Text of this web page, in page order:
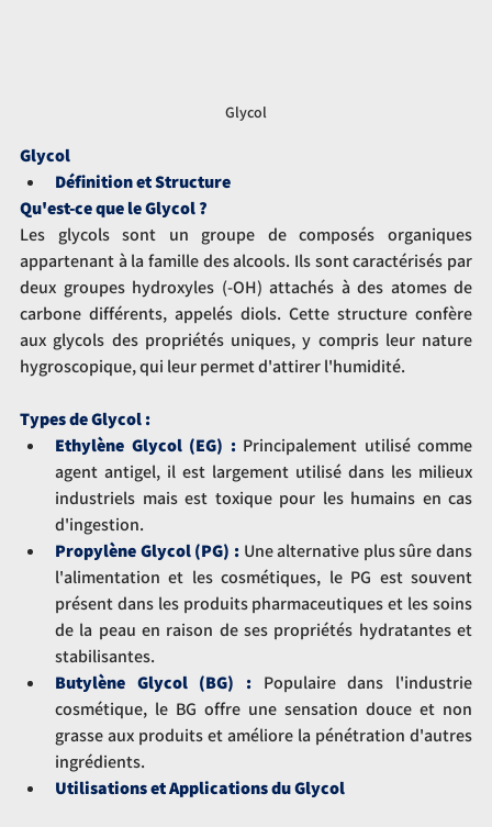
Glycol
Glycol
Définition et Structure
Qu'est-ce que le Glycol ?
Les glycols sont un groupe de composés organiques
appartenant à la famille des alcools. Ils sont caractérisés par
deux groupes hydroxyles (-OH) attachés à des atomes de
carbone différents, appelés diols. Cette structure confère
aux glycols des propriétés uniques, y compris leur nature
hygroscopique, qui leur permet d'attirer l'humidité.
Types de Glycol :
Ethylène Glycol (EG) : Principalement utilisé comme
agent antigel, il est largement utilisé dans les milieux
industriels mais est toxique pour les humains en cas
d'ingestion.
Propylène Glycol (PG) : Une alternative plus sûre dans
l'alimentation et les cosmétiques, le PG est souvent
présent dans les produits pharmaceutiques et les soins
de la peau en raison de ses propriétés hydratantes et
stabilisantes.
Butylène Glycol (BG) : Populaire dans l'industrie
cosmétique, le BG offre une sensation douce et non
grasse aux produits et améliore la pénétration d'autres
ingrédients.
Utilisations et Applications du Glycol